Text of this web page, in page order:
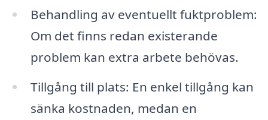
Behandling av eventuellt fuktproblem:
Om det finns redan existerande
problem kan extra arbete behövas.
Tillgång till plats: En enkel tillgång kan
sänka kostnaden, medan en